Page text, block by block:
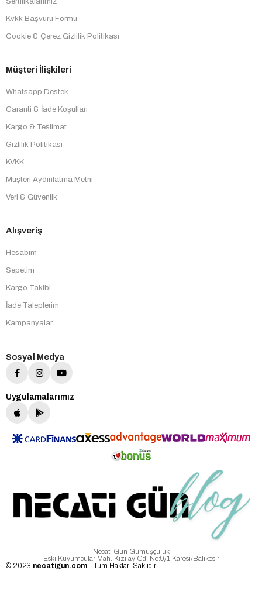
Kvkk Başvuru Formu
Cookie & Çerez Gizlilik Politikası
Müşteri İlişkileri
Whatsapp Destek
Garanti & İade Koşulları
Kargo & Teslimat
Gizlilik Politikası
KVKK
Müşteri Aydınlatma Metni
Veri & Güvenlik
Alışveriş
Hesabım
Sepetim
Kargo Takibi
İade Taleplerim
Kampanyalar
Sosyal Medya
Uygulamalarımız
Necati Gün Gümüşçülük
Eski Kuyumcular Mah. Kızılay Cd. No:9/1 Karesi/Balıkesir
© 2023 necatigun.com - Tüm Hakları Saklıdır.